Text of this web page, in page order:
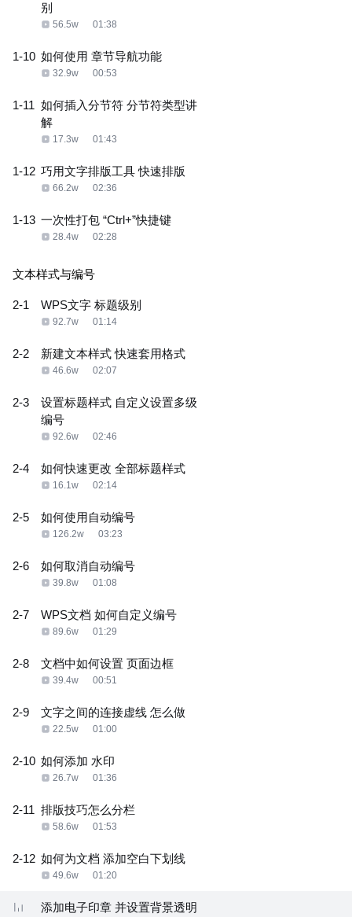
别
56.5w 01:38
1-10 如何使用 章节导航功能
32.9w 00:53
1-11 如何插入分节符 分节符类型讲
解
17.3w 01:43
1-12 巧用文字排版工具 快速排版
66.2w 02:36
1-13 一次性打包 “Ctrl+”快捷键
28.4w 02:28
文本样式与编号
2-1 WPS文字 标题级别
92.7w 01:14
2-2 新建文本样式 快速套用格式
46.6w 02:07
2-3
设置标题样式 自定义设置多级
编号
92.6w 02:46
2-4 如何快速更改 全部标题样式
16.1w 02:14
2-5 如何使用自动编号
126.2w 03:23
2-6 如何取消自动编号
39.8w 01:08
2-7 WPS文档 如何自定义编号
89.6w 01:29
2-8 文档中如何设置 页面边框
39.4w 00:51
2-9 文字之间的连接虚线 怎么做
22.5w 01:00
2-10 如何添加 水印
26.7w 01:36
2-11 排版技巧怎么分栏
58.6w 01:53
2-12 如何为文档 添加空白下划线
49.6w 01:20
添加电子印章 并设置背景透明